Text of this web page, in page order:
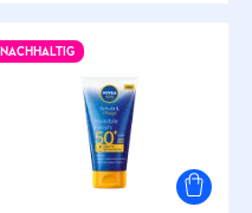
NACHHALTIG